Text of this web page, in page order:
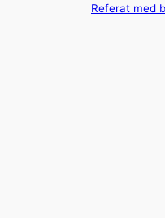
Referat med